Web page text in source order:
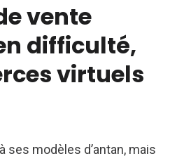
vente
difficulté,
virtuels
ses modèles d’antan, mais